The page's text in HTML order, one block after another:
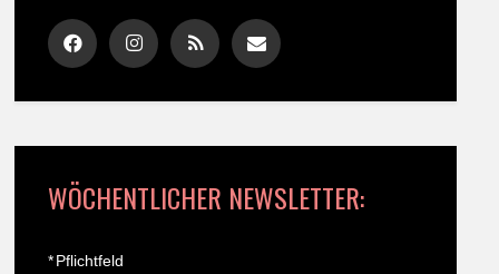
WÖCHENTLICHER NEWSLETTER:
*Pflichtfeld